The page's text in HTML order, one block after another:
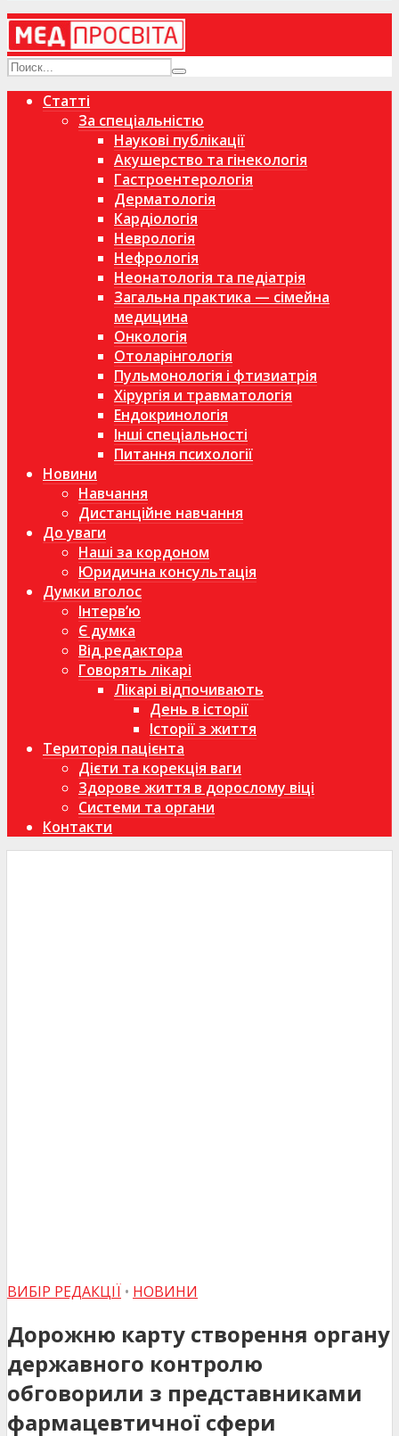
Статті
За спеціальністю
Наукові публікації
Акушерство та гінекологія
Гастроентерологія
Дерматологія
Кардіологія
Неврологія
Нефрологія
Неонатологія та педіатрія
Загальна практика — сімейна
медицина
Онкологія
Отоларінгологія
Пульмонологія і фтизиатрія
Хірургія и травматологія
Ендокринологія
Інші спеціальності
Питання психології
Новини
Навчання
Дистанційне навчання
До уваги
Наші за кордоном
Юридична консультація
Думки вголос
Інтерв’ю
Є думка
Від редактора
Говорять лікарі
Лікарі відпочивають
День в історії
Історії з життя
Територія пацієнта
Дієти та корекція ваги
Здорове життя в дорослому віці
Системи та органи
Контакти
ВИБІР РЕДАКЦІЇ • НОВИНИ
Дорожню карту створення органу
державного контролю
обговорили з представниками
фармацевтичної сфери